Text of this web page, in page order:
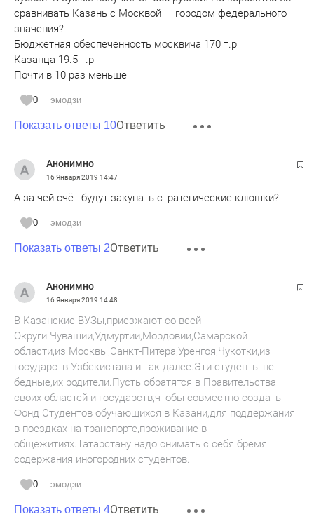
сравнивать Казань с Москвой — городом федерального
значения?
Бюджетная обеспеченность москвича 170 т.р
Казанца 19.5 т.р
Почти в 10 раз меньше
0 эмодзи
Показать ответы 10Ответить
Анонимно
16 Января 2019 14:47
А за чей счёт будут закупать стратегические клюшки?
0 эмодзи
Показать ответы 2Ответить
Анонимно
16 Января 2019 14:48
В Казанские ВУЗы,приезжают со всей
Округи.Чувашии,Удмуртии,Мордовии,Самарской
области,из Москвы,Санкт-Питера,Уренгоя,Чукотки,из
государств Узбекистана и так далее.Эти студенты не
бедные,их родители.Пусть обратятся в Правительства
своих областей и государств,чтобы совместно создать
Фонд Студентов обучающихся в Казани,для поддержания
в поездках на транспорте,проживание в
общежитиях.Татарстану надо снимать с себя бремя
содержания иногородних студентов.
0 эмодзи
Показать ответы 4Ответить